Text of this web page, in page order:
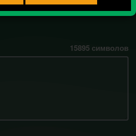
15895 символов